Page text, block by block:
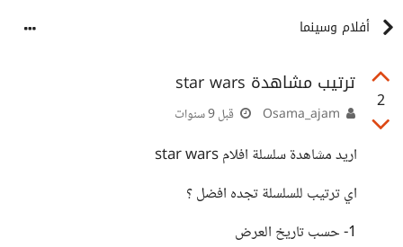
أفلام وسينما
2
ترتيب مشاهدة star wars
قبل 9 سنوات
اريد مشاهدة سلسلة افلام star wars
اي ترتيب للسلسلة تجده افضل ؟
1- حسب تاريخ العرض